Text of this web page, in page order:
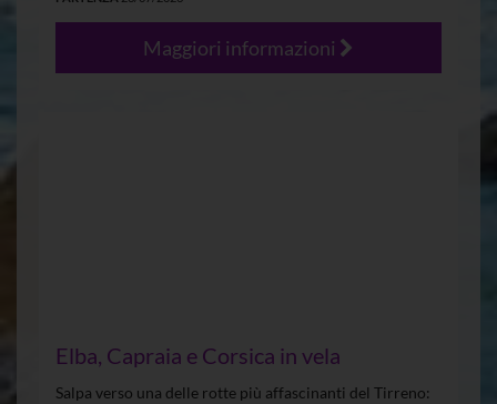
Maggiori informazioni
Elba, Capraia e Corsica in vela
Salpa verso una delle rotte più affascinanti del Tirreno: